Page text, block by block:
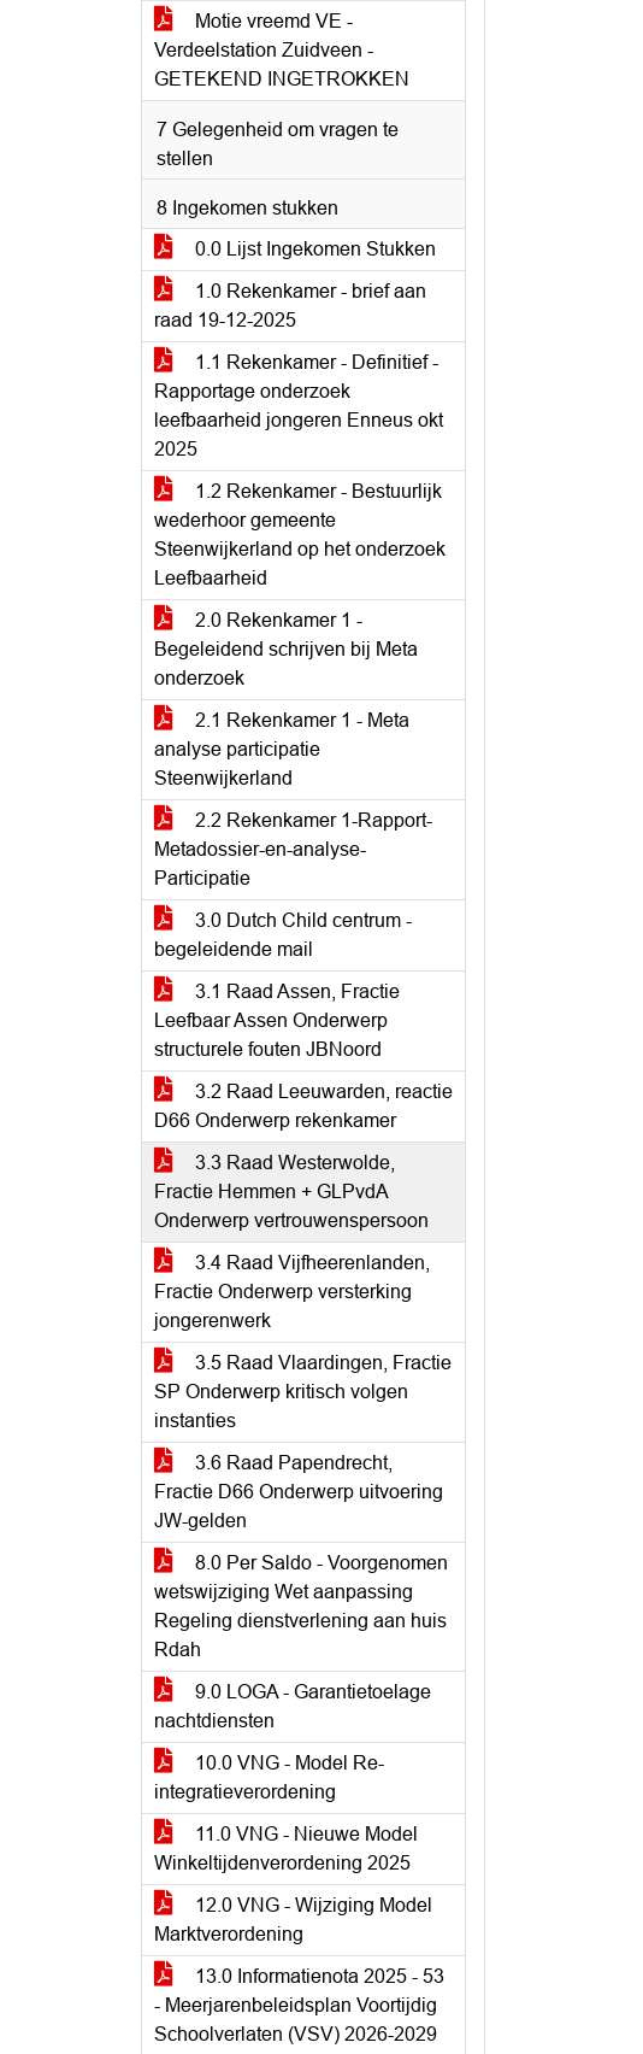
Motie vreemd VE -
Verdeelstation Zuidveen -
GETEKEND INGETROKKEN
7 Gelegenheid om vragen te
stellen
8 Ingekomen stukken
0.0 Lijst Ingekomen Stukken
1.0 Rekenkamer - brief aan
raad 19-12-2025
1.1 Rekenkamer - Definitief -
Rapportage onderzoek
leefbaarheid jongeren Enneus okt
2025
1.2 Rekenkamer - Bestuurlijk
wederhoor gemeente
Steenwijkerland op het onderzoek
Leefbaarheid
2.0 Rekenkamer 1 -
Begeleidend schrijven bij Meta
onderzoek
2.1 Rekenkamer 1 - Meta
analyse participatie
Steenwijkerland
2.2 Rekenkamer 1-Rapport-
Metadossier-en-analyse-
Participatie
3.0 Dutch Child centrum -
begeleidende mail
3.1 Raad Assen, Fractie
Leefbaar Assen Onderwerp
structurele fouten JBNoord
3.2 Raad Leeuwarden, reactie
D66 Onderwerp rekenkamer
3.3 Raad Westerwolde,
Fractie Hemmen + GLPvdA
Onderwerp vertrouwenspersoon
3.4 Raad Vijfheerenlanden,
Fractie Onderwerp versterking
jongerenwerk
3.5 Raad Vlaardingen, Fractie
SP Onderwerp kritisch volgen
instanties
3.6 Raad Papendrecht,
Fractie D66 Onderwerp uitvoering
JW-gelden
8.0 Per Saldo - Voorgenomen
wetswijziging Wet aanpassing
Regeling dienstverlening aan huis
Rdah
9.0 LOGA - Garantietoelage
nachtdiensten
10.0 VNG - Model Re-
integratieverordening
11.0 VNG - Nieuwe Model
Winkeltijdenverordening 2025
12.0 VNG - Wijziging Model
Marktverordening
13.0 Informatienota 2025 - 53
- Meerjarenbeleidsplan Voortijdig
Schoolverlaten (VSV) 2026-2029